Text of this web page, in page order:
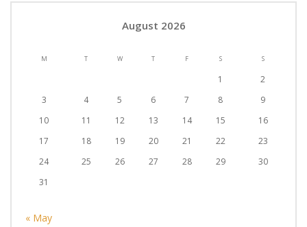
August 2026
M T W T F S S
1
2
3
4 5 6 7 8
9
10
11 12 13 14 15
16
17
18 19 20 21 22
23
24
25 26 27 28 29
30
31
« May